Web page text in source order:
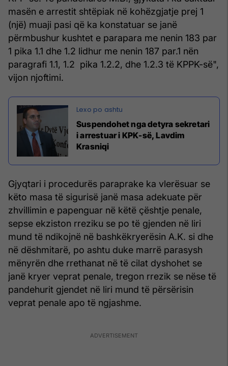
masën e arrestit shtëpiak në kohëzgjatje prej 1
(një) muaji pasi që ka konstatuar se janë
përmbushur kushtet e parapara me nenin 183 par
1 pika 1.1 dhe 1.2 lidhur me nenin 187 par.1 nën
paragrafi 1.1, 1.2 pika 1.2.2, dhe 1.2.3 të KPPK-së",
vijon njoftimi.
Suspendohet nga detyra sekretari
i arrestuar i KPK-së, Lavdim
Krasniqi
Gjyqtari i procedurës paraprake ka vlerësuar se
këto masa të sigurisë janë masa adekuate për
zhvillimin e papenguar në këtë çështje penale,
sepse ekziston rreziku se po të gjenden në liri
mund të ndikojnë në bashkëkryerësin A.K. si dhe
në dëshmitarë, po ashtu duke marrë parasysh
mënyrën dhe rrethanat në të cilat dyshohet se
janë kryer veprat penale, tregon rrezik se nëse të
pandehurit gjendet në liri mund të përsërisin
veprat penale apo të ngjashme.